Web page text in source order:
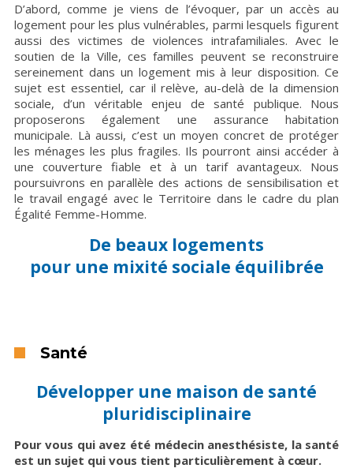
D’abord, comme je viens de l’évoquer, par un accès au
logement pour les plus vulnérables, parmi lesquels figurent
aussi des victimes de violences intrafamiliales. Avec le
soutien de la Ville, ces familles peuvent se reconstruire
sereinement dans un logement mis à leur disposition. Ce
sujet est essentiel, car il relève, au-delà de la dimension
sociale, d’un véritable enjeu de santé publique. Nous
proposerons également une assurance habitation
municipale. Là aussi, c’est un moyen concret de protéger
les ménages les plus fragiles. Ils pourront ainsi accéder à
une couverture fiable et à un tarif avantageux. Nous
poursuivrons en parallèle des actions de sensibilisation et
le travail engagé avec le Territoire dans le cadre du plan
Égalité Femme-Homme.
De beaux logements
pour une mixité sociale équilibrée
Santé
Développer une maison de santé
pluridisciplinaire
Pour vous qui avez été médecin anesthésiste, la santé
est un sujet qui vous tient particulièrement à cœur.